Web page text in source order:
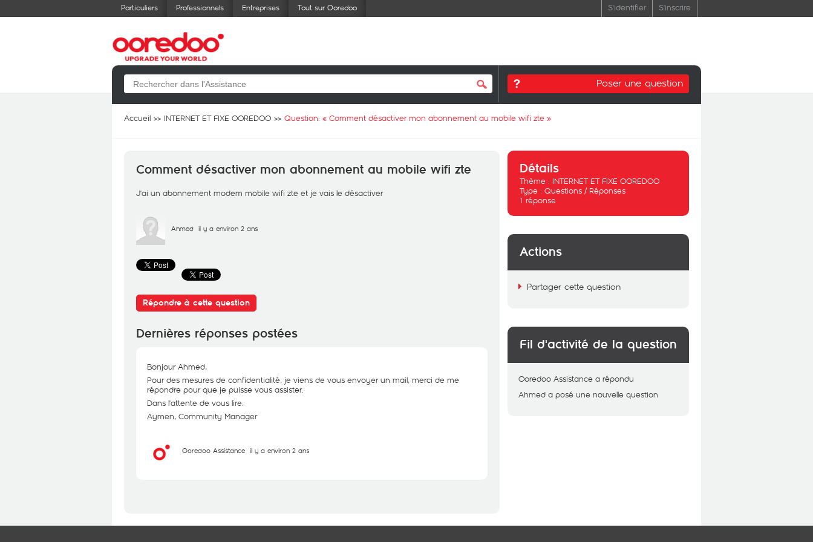
Particuliers Professionnels Entreprises Tout sur Ooredoo S'identifier S'inscrire
Poser une question
Accueil INTERNET ET FIXE OOREDOO Question: « Comment désactiver mon abonnement au mobile wifi zte »
Comment désactiver mon abonnement au mobile wifi zte
J'ai un abonnement modem mobile wifi zte et je vais le désactiver
Ahmed il y a environ 2 ans
Répondre à cette question
Dernières réponses postées
Bonjour Ahmed,
Pour des mesures de confidentialité, je viens de vous envoyer un mail, merci de me
répondre pour que je puisse vous assister.
Dans l'attente de vous lire.
Aymen, Community Manager
Ooredoo Assistance il y a environ 2 ans
Détails
Thème : INTERNET ET FIXE OOREDOO
Type : Questions / Réponses
1 réponse
Actions
Partager cette question
Fil d'activité de la question
Ooredoo Assistance a répondu
Ahmed a posé une nouvelle question